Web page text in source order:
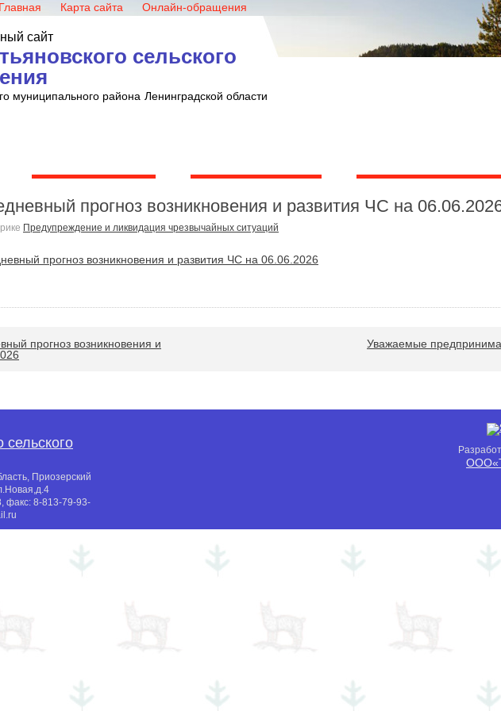
Главная Карта сайта Онлайн-обращения
сайт
сельского
муниципального района Ленинградской области
прогноз возникновения и развития ЧС на
Предупреждение и ликвидация чрезвычайных ситуаций
прогноз возникновения и развития ЧС на 06.06.2026
прогноз возникновения и
Уважаемые
сельского
Приозерский
, факс: 8-813-79-93-